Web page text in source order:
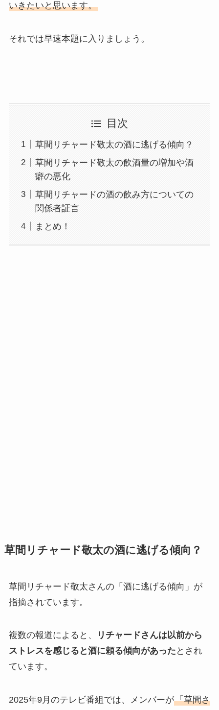
いきたいと思います。
それでは早速本題に入りましょう。
目次
草間リチャード敬太の酒に逃げる傾向？
草間リチャード敬太の飲酒量の増加や酒
癖の悪化
草間リチャードの酒の飲み方についての
関係者証言
まとめ！
草間リチャード敬太の酒に逃げる傾向？
草間リチャード敬太さんの「酒に逃げる傾向」が
指摘されています。
複数の報道によると、
リチャードさんは以前から
ストレスを感じると酒に頼る傾向があった とされ
ています。
2025年9月のテレビ番組では、メンバーが「草間さ